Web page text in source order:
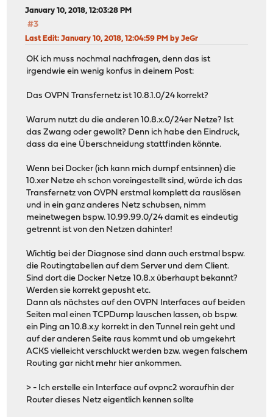
January 10, 2018, 12:03:28 PM
#3
Last Edit: January 10, 2018, 12:04:59 PM by JeGr
OK ich muss nochmal nachfragen, denn das ist
irgendwie ein wenig konfus in deinem Post:
Das OVPN Transfernetz ist 10.8.1.0/24 korrekt?
Warum nutzt du die anderen 10.8.x.0/24er Netze? Ist
das Zwang oder gewollt? Denn ich habe den Eindruck,
dass da eine Überschneidung stattfinden könnte.
Wenn bei Docker (ich kann mich dumpf entsinnen) die
10.xer Netze eh schon voreingestellt sind, würde ich das
Transfernetz von OVPN erstmal komplett da rauslösen
und in ein ganz anderes Netz schubsen, nimm
meinetwegen bspw. 10.99.99.0/24 damit es eindeutig
getrennt ist von den Netzen dahinter!
Wichtig bei der Diagnose sind dann auch erstmal bspw.
die Routingtabellen auf dem Server und dem Client.
Sind dort die Docker Netze 10.8.x überhaupt bekannt?
Werden sie korrekt gepusht etc.
Dann als nächstes auf den OVPN Interfaces auf beiden
Seiten mal einen TCPDump lauschen lassen, ob bspw.
ein Ping an 10.8.x.y korrekt in den Tunnel rein geht und
auf der anderen Seite raus kommt und ob umgekehrt
ACKS vielleicht verschluckt werden bzw. wegen falschem
Routing gar nicht mehr hier ankommen.
> - Ich erstelle ein Interface auf ovpnc2 woraufhin der
Router dieses Netz eigentlich kennen sollte